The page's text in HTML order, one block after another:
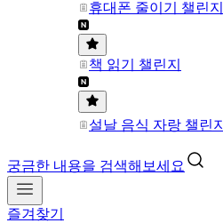
휴대폰 줄이기 챌린지
책 읽기 챌린지
설날 음식 자랑 챌린지
궁금한 내용을 검색해보세요
즐겨찾기